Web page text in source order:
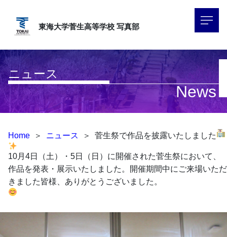
東海大学菅生高等学校 写真部
ニュース
News
Home ＞ ニュース ＞ 菅生祭で作品を披露いたしました
10月4日（土）・5日（日）に開催された菅生祭において、
作品を発表・展示いたしました。開催期間中にご来場いただ
きました皆様、ありがとうございました。